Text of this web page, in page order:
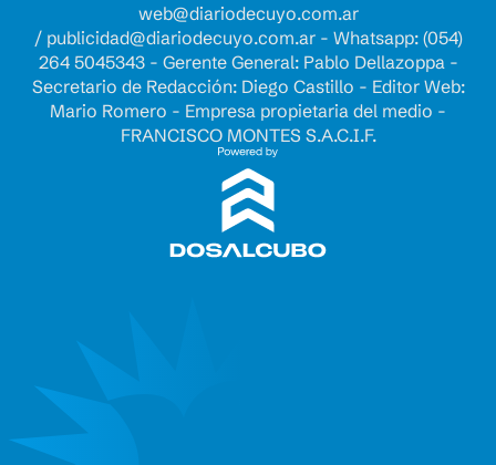
web@diariodecuyo.com.ar
/ publicidad@diariodecuyo.com.ar- Whatsapp: (054)
264 5045343 - Gerente General: Pablo Dellazoppa -
Secretario de Redacción: Diego Castillo - Editor Web:
Mario Romero - Empresa propietaria del medio -
FRANCISCO MONTES S.A.C.I.F.